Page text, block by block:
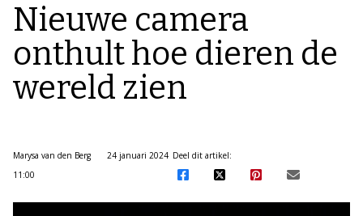
Nieuwe camera
onthult hoe dieren de
wereld zien
Marysa van den Berg
24 januari 2024
11:00
Deel dit artikel: